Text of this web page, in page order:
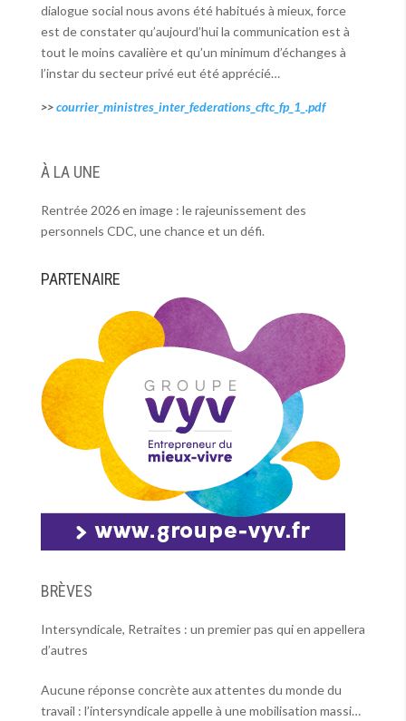
dialogue social nous avons été habitués à mieux, force
est de constater qu’aujourd’hui la communication est à
tout le moins cavalière et qu’un minimum d’échanges à
l’instar du secteur privé eut été apprécié…
>>courrier_ministres_inter_federations_cftc_fp_1_.pdf
À LA UNE
Rentrée 2026 en image : le rajeunissement des
personnels CDC, une chance et un défi.
PARTENAIRE
BRÈVES
Intersyndicale, Retraites : un premier pas qui en appellera
d’autres
Aucune réponse concrète aux attentes du monde du
travail : l’intersyndicale appelle à une mobilisation massive